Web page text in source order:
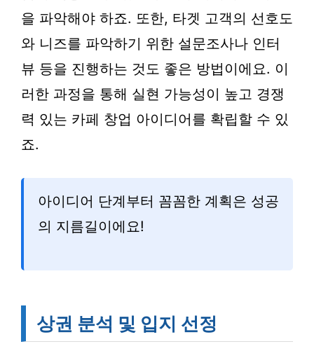
을 파악해야 하죠. 또한, 타겟 고객의 선호도
와 니즈를 파악하기 위한 설문조사나 인터
뷰 등을 진행하는 것도 좋은 방법이에요. 이
러한 과정을 통해 실현 가능성이 높고 경쟁
력 있는 카페 창업 아이디어를 확립할 수 있
죠.
아이디어 단계부터 꼼꼼한 계획은 성공
의 지름길이에요!
상권 분석 및 입지 선정